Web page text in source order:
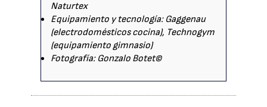
Naturtex
Equipamiento y tecnología: Gaggenau
(electrodomésticos cocina), Technogym
(equipamiento gimnasio)
Fotografía: Gonzalo Botet©